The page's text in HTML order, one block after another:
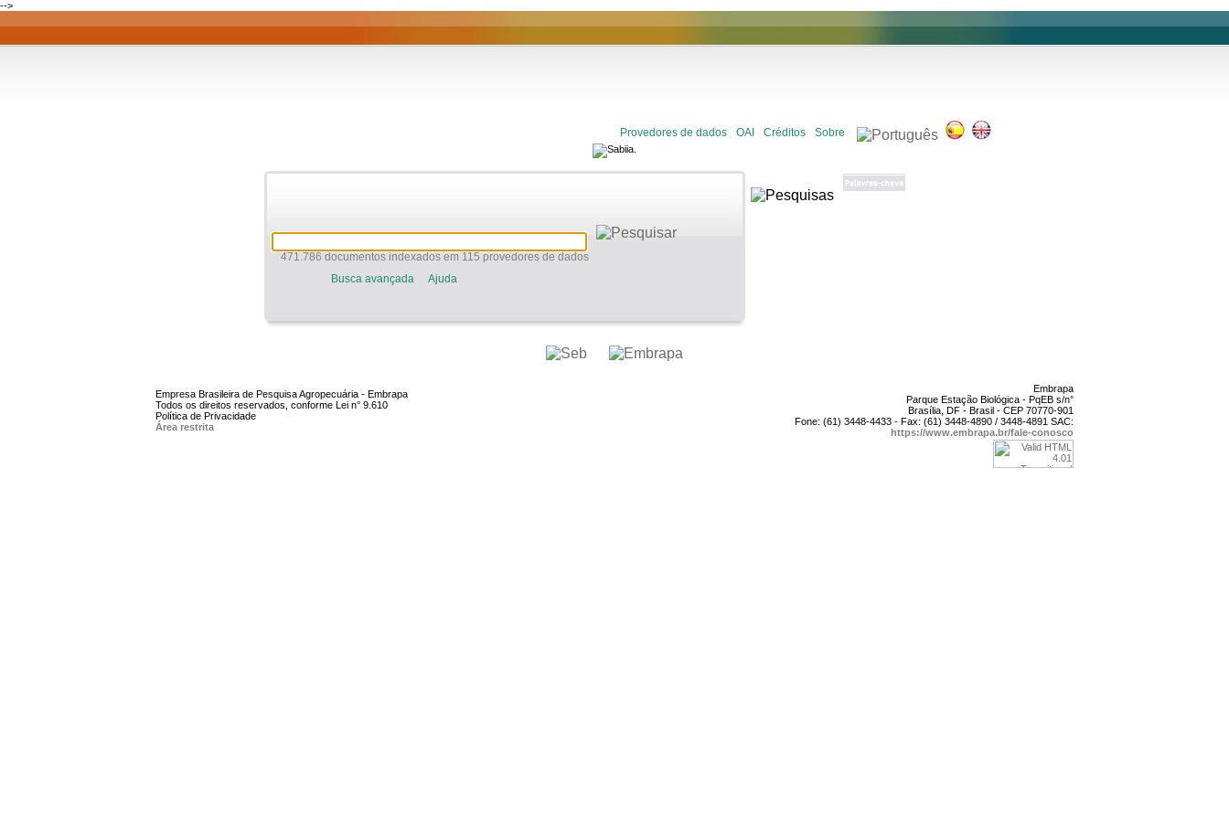
-->
Provedores de dados OAI Créditos Sobre
471.786 documentos indexados em 115 provedores de dados
Busca avançada
Ajuda
Empresa Brasileira de Pesquisa Agropecuária - Embrapa
Todos os direitos reservados, conforme Lei n° 9.610
Política de Privacidade
Área restrita
Embrapa
Parque Estação Biológica - PqEB s/n°
Brasília, DF - Brasil - CEP 70770-901
Fone: (61) 3448-4433 - Fax: (61) 3448-4890 / 3448-4891 SAC:
https://www.embrapa.br/fale-conosco